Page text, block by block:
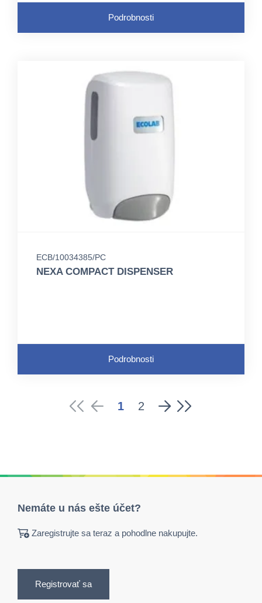
Podrobnosti
ECB/10034385/PC
NEXA COMPACT DISPENSER
Podrobnosti
1 2
Nemáte u nás ešte účet?
Zaregistrujte sa teraz a pohodlne nakupujte.
Registrovať sa